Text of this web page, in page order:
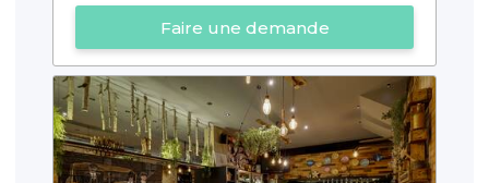
Faire une demande